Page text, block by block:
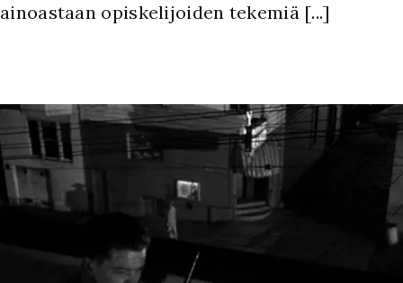
ainoastaan opiskelijoiden tekemiä [...]